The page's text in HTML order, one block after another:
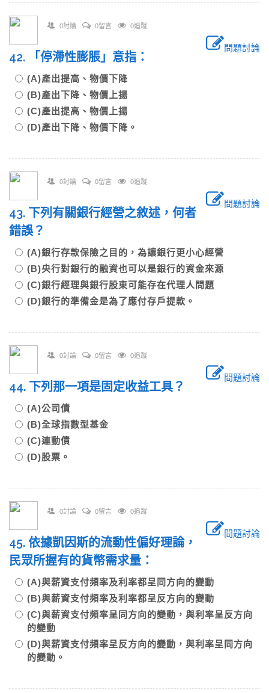
0討論 0留言 0追蹤
問題討論
42. 「停滯性膨脹」意指：
(A)產出提高、物價下降
(B)產出下降、物價上揚
(C)產出提高、物價上揚
(D)產出下降、物價下降。
0討論 0留言 0追蹤
問題討論
43. 下列有關銀行經營之敘述，何者
錯誤？
(A)銀行存款保險之目的，為讓銀行更小心經營
(B)央行對銀行的融資也可以是銀行的資金來源
(C)銀行經理與銀行股東可能存在代理人問題
(D)銀行的準備金是為了應付存戶提款。
0討論 0留言 0追蹤
問題討論
44. 下列那一項是固定收益工具？
(A)公司債
(B)全球指數型基金
(C)連動債
(D)股票。
0討論 0留言 0追蹤
問題討論
45. 依據凱因斯的流動性偏好理論，
民眾所握有的貨幣需求量：
(A)與薪資支付頻率及利率都呈同方向的變動
(B)與薪資支付頻率及利率都呈反方向的變動
(C)與薪資支付頻率呈同方向的變動，與利率呈反方向
的變動
(D)與薪資支付頻率呈反方向的變動，與利率呈同方向
的變動。